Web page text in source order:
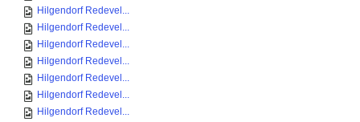
Hilgendorf Redevel...
Hilgendorf Redevel...
Hilgendorf Redevel...
Hilgendorf Redevel...
Hilgendorf Redevel...
Hilgendorf Redevel...
Hilgendorf Redevel...